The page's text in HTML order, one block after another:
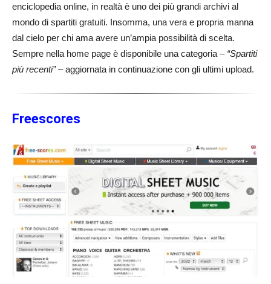
enciclopedia online, in realtà è uno dei più grandi archivi al
mondo di spartiti gratuiti. Insomma, una vera e propria manna
dal cielo per chi ama avere un’ampia possibilità di scelta.
Sempre nella home page è disponibile una categoria – “Spartiti
più recenti”– aggiornata in continuazione con gli ultimi upload.
Freescores